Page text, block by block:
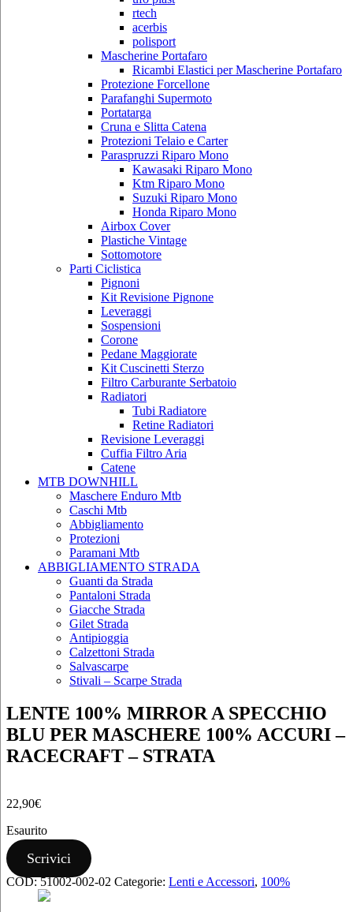
rtech
acerbis
polisport
Mascherine Portafaro
Ricambi Elastici per Mascherine Portafaro
Protezione Forcellone
Parafanghi Supermoto
Portatarga
Cruna e Slitta Catena
Protezioni Telaio e Carter
Paraspruzzi Riparo Mono
Kawasaki Riparo Mono
Ktm Riparo Mono
Suzuki Riparo Mono
Honda Riparo Mono
Airbox Cover
Plastiche Vintage
Sottomotore
Parti Ciclistica
Pignoni
Kit Revisione Pignone
Leveraggi
Sospensioni
Corone
Pedane Maggiorate
Kit Cuscinetti Sterzo
Filtro Carburante Serbatoio
Radiatori
Tubi Radiatore
Retine Radiatori
Revisione Leveraggi
Cuffia Filtro Aria
Catene
MTB DOWNHILL
Maschere Enduro Mtb
Caschi Mtb
Abbigliamento
Protezioni
Paramani Mtb
ABBIGLIAMENTO STRADA
Guanti da Strada
Pantaloni Strada
Giacche Strada
Gilet Strada
Antipioggia
Calzettoni Strada
Salvascarpe
Stivali – Scarpe Strada
LENTE 100% MIRROR A SPECCHIO
BLU PER MASCHERE 100% ACCURI –
RACECRAFT – STRATA
22,90€
Esaurito
Scrivici
COD:51002-002-02 Categorie: Lenti e Accessori, 100%